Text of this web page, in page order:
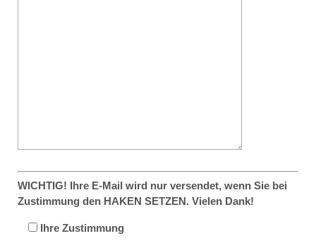
WICHTIG! Ihre E-Mail wird nur versendet, wenn Sie bei
Zustimmung den HAKEN SETZEN. Vielen Dank!
Ihre Zustimmung